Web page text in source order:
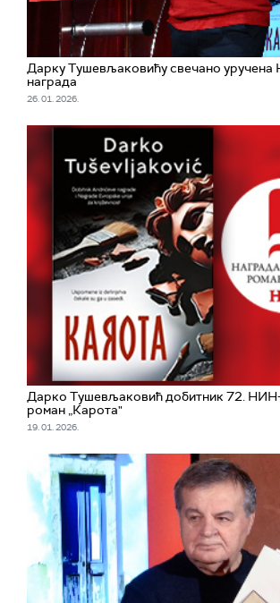
Дарку Тушевљаковићу свечано
награда
26. 01. 2026.
Дарко Тушевљаковић добитник 72. НИН-
роман „Карота"
19. 01. 2026.